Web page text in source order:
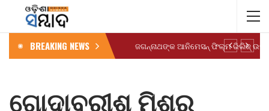
BREAKING NEWS
ଗୋଦାବରୀଶ ମିଶ୍ର